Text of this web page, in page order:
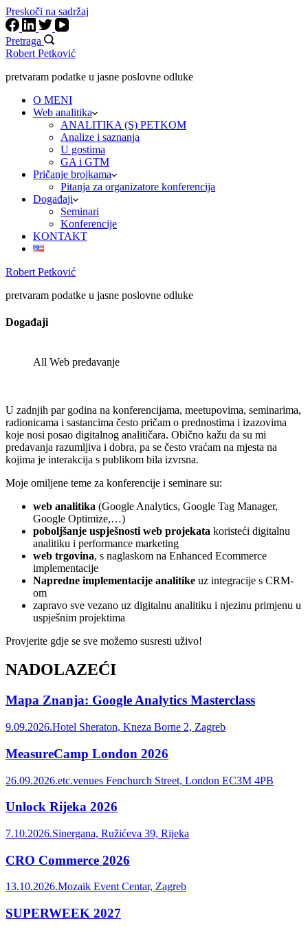
Preskoči na sadržaj
Pretraga
Robert Petković
pretvaram podatke u jasne poslovne odluke
O MENI
Web analitika
ANALITIKA (S) PETKOM
Analize i saznanja
U gostima
GA i GTM
Pričanje brojkama
Pitanja za organizatore konferencija
Događaji
Seminari
Konferencije
KONTAKT
Robert Petković
pretvaram podatke u jasne poslovne odluke
Događaji
All Web predavanje
U zadnjih par godina na konferencijama, meetupovima, seminarima,
radionicama i sastancima često pričam o prednostima i izazovima
koje nosi posao digitalnog analitičara. Obično kažu da su mi
predavanja razumljiva i dobra, pa se često vraćam na mjesta na
kojima je interakcija s publikom bila izvrsna.
Moje omiljene teme za konferencije i seminare su:
web analitika (Google Analytics, Google Tag Manager,
Google Optimize,…)
poboljšanje uspješnosti web projekata koristeći digitalnu
analitiku i performance marketing
web trgovina, s naglaskom na Enhanced Ecommerce
implementacije
Napredne implementacije analitike uz integracije s CRM-
om
zapravo sve vezano uz digitalnu analitiku i njezinu primjenu u
uspješnim projektima
Provjerite gdje se sve možemo susresti uživo!
NADOLAZEĆI
Mapa Znanja: Google Analytics Masterclass
9.09.2026.Hotel Sheraton, Kneza Borne 2, Zagreb
MeasureCamp London 2026
26.09.2026.etc.venues Fenchurch Street, London EC3M 4PB
Unlock Rijeka 2026
7.10.2026.Sinergana, Ružićeva 39, Rijeka
CRO Commerce 2026
13.10.2026.Mozaik Event Centar, Zagreb
SUPERWEEK 2027